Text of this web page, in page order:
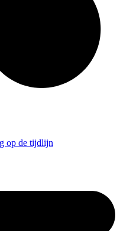
op de tijdlijn